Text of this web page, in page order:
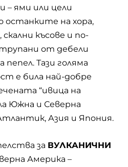
– ями или цели
на хора,
късове и по-
от дебели
пепел. Тази голяма
е била най-добре
“ивица на
Южна и Северна
Азия и Япония.
за ВУЛКАНИЧНИ
Америка –